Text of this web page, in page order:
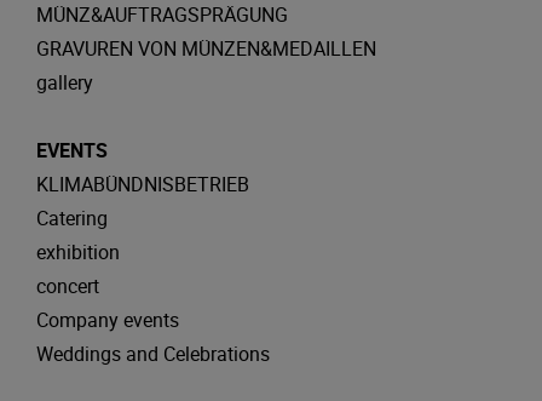
MÜNZ&AUFTRAGSPRÄGUNG
GRAVUREN VON MÜNZEN&MEDAILLEN
gallery
EVENTS
KLIMABÜNDNISBETRIEB
Catering
exhibition
concert
Company events
Weddings and Celebrations